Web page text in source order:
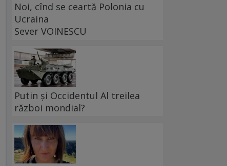
Noi, cînd se ceartă Polonia cu
Ucraina
Sever VOINESCU
Putin și Occidentul Al treilea
război mondial?